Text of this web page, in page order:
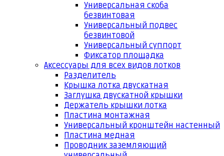
Универсальная скоба
безвинтовая
Универсальный подвес
безвинтовой
Универсальный суппорт
Фиксатор площадка
Аксессуары для всех видов лотков
Разделитель
Крышка лотка двускатная
Заглушка двускатной крышки
Держатель крышки лотка
Пластина монтажная
Универсальный кронштейн настенный
Пластина медная
Проводник заземляющий